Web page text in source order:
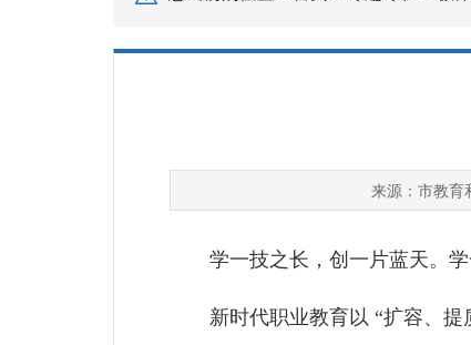
来源： 市教育
学一技之长，创一片蓝天。学
新时代职业教育以 “扩容、提